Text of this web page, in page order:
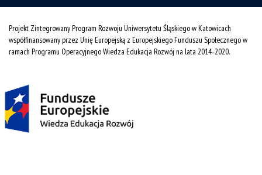
Projekt Zintegrowany Program Rozwoju Uniwersytetu Śląskiego w Katowicach
współfinansowany przez Unię Europejską z Europejskiego Funduszu Społecznego w
ramach Programu Operacyjnego Wiedza Edukacja Rozwój na lata 2014˗2020.